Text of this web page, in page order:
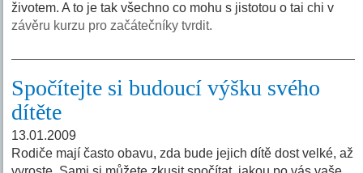
životem. A to je tak všechno co mohu s jistotou o tai chi v
závěru kurzu pro začátečníky tvrdit.
Spočítejte si budoucí výšku svého
dítěte
13.01.2009
Rodiče mají často obavu, zda bude jejich dítě dost velké, až